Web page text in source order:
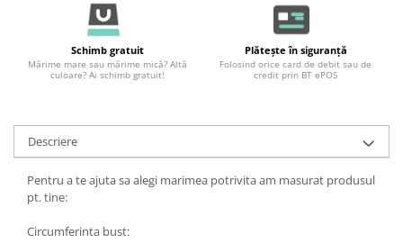
Schimb gratuit
Mărime mare sau mărime mică? Altă
culoare? Ai schimb gratuit!
Plătește în siguranță
Folosind orice card de debit sau de
credit prin BT ePOS
Descriere
Pentru a te ajuta sa alegi marimea potrivita am masurat produsul
pt. tine:
Circumferinta bust: